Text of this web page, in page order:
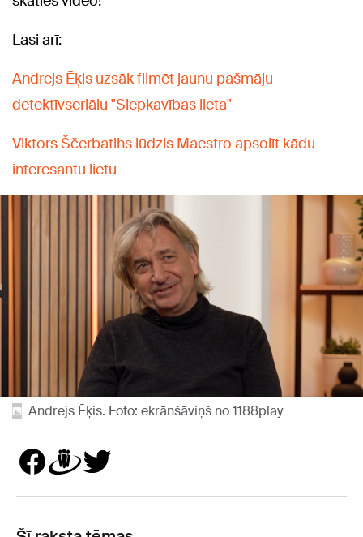
Lasi arī:
Andrejs Ēķis uzsāk filmēt jaunu pašmāju
detektīvseriālu "Slepkavības lieta"
Viktors Ščerbatihs lūdzis Maestro apsolīt kādu
interesantu lietu
Andrejs Ēķis. Foto: ekrānšāviņš no 1188play